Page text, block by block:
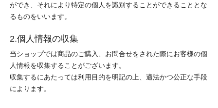
ができ、それにより特定の個人を識別することができることとな
るものをいいます。
2.個人情報の収集
当ショップでは商品のご購入、お問合せをされた際にお客様の個
人情報を収集することがございます。
収集するにあたっては利用目的を明記の上、適法かつ公正な手段
によります。